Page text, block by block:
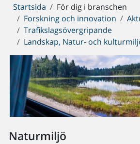
Du
är
här:
Startsida
För dig i branschen
Forskning och innovation
Trafikslagsövergripande
Landskap, Natur- och
Naturmiljö